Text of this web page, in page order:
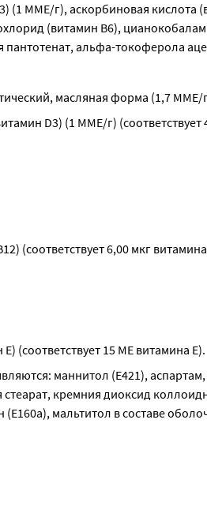
MME/г), аскорбиновая кислота
(витамин В6),
альфа-токоферола
масляная форма (1,7 ММЕ/
D3) (1 ММЕ/г) (соответствует
(соответствует 6,00 мкг
(соответствует 15 МЕ витамина Е).
маннитол (Е421),
кремния диоксид
мальтитол в составе